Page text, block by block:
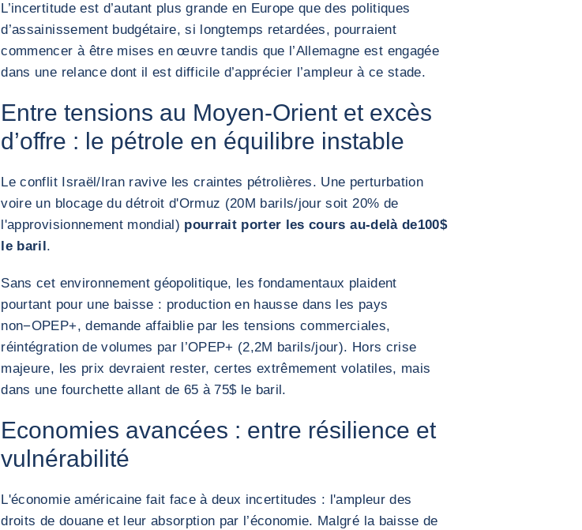
L’incertitude est d’autant plus grande en Europe que des politiques
d’assainissement budgétaire, si longtemps retardées, pourraient
commencer à être mises en œuvre tandis que l’Allemagne est engagée
dans une relance dont il est difficile d’apprécier l’ampleur à ce stade.
Entre tensions au Moyen-Orient et excès
d’offre : le pétrole en équilibre instable
Le conflit Israël/Iran ravive les craintes pétrolières. Une perturbation
voire un blocage du détroit d'Ormuz (20M barils/jour soit 20% de
l'approvisionnement mondial) pourrait porter les cours au-delà de100$
le baril.
Sans cet environnement géopolitique, les fondamentaux plaident
pourtant pour une baisse : production en hausse dans les pays
non−OPEP+, demande affaiblie par les tensions commerciales,
réintégration de volumes par l’OPEP+ (2,2M barils/jour). Hors crise
majeure, les prix devraient rester, certes extrêmement volatiles, mais
dans une fourchette allant de 65 à 75$ le baril.
Economies avancées : entre résilience et
vulnérabilité
L'économie américaine fait face à deux incertitudes : l'ampleur des
droits de douane et leur absorption par l’économie. Malgré la baisse de